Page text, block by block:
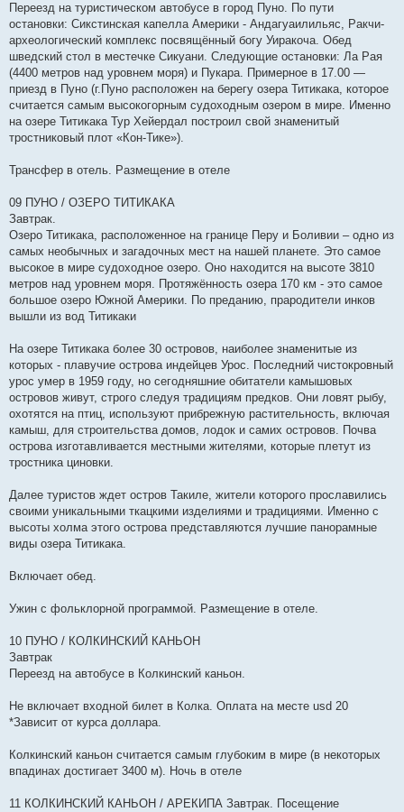
Переезд на туристическом автобусе в город Пуно. По пути
остановки: Сикстинская капелла Америки - Андагуаилильяс, Ракчи-
археологический комплекс посвящённый богу Уиракоча. Обед
шведский стол в местечке Сикуани. Следующие остановки: Ла Рая
(4400 метров над уровнем моря) и Пукара. Примерное в 17.00 —
приезд в Пуно (г.Пуно расположен на берегу озера Титикака, которое
считается самым высокогорным судоходным озером в мире. Именно
на озере Титикака Тур Хейердал построил свой знаменитый
тростниковый плот «Кон-Тике»).
Трансфер в отель. Размещение в отеле
09 ПУНО / ОЗЕРО ТИТИКАКА
Завтрак.
Озеро Титикака, расположенное на границе Перу и Боливии – одно из
самых необычных и загадочных мест на нашей планете. Это самое
высокое в мире судоходное озеро. Оно находится на высоте 3810
метров над уровнем моря. Протяжённость озера 170 км - это самое
большое озеро Южной Америки. По преданию, прародители инков
вышли из вод Титикаки
На озере Титикака более 30 островов, наиболее знаменитые из
которых - плавучие острова индейцев Урос. Последний чистокровный
урос умер в 1959 году, но сегодняшние обитатели камышовых
островов живут, строго следуя традициям предков. Они ловят рыбу,
охотятся на птиц, используют прибрежную растительность, включая
камыш, для строительства домов, лодок и самих островов. Почва
острова изготавливается местными жителями, которые плетут из
тростника циновки.
Далее туристов ждет остров Такиле, жители которого прославились
своими уникальными ткацкими изделиями и традициями. Именно с
высоты холма этого острова представляются лучшие панорамные
виды озера Титикака.
Включает обед.
Ужин с фольклорной программой. Размещение в отеле.
10 ПУНО / КОЛКИНСКИЙ КАНЬОН
Завтрак
Переезд на автобусе в Колкинский каньон.
Не включает входной билет в Колка. Оплата на месте usd 20
*Зависит от курса доллара.
Колкинский каньон считается самым глубоким в мире (в некоторых
впадинах достигает 3400 м). Ночь в отеле
11 КОЛКИНСКИЙ КАНЬОН / АРЕКИПА Завтрак. Посещение